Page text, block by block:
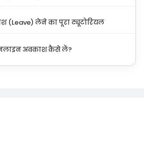
(Leave) लेने का पूरा ट्यूटोरियल
अवकाश कैसे लें?